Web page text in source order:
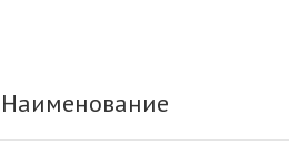
Наименование